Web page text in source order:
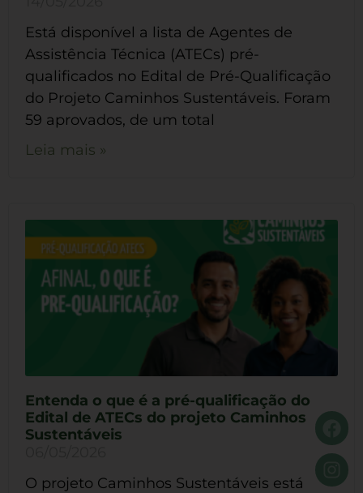
Está disponível a lista de Agentes de
Assistência Técnica (ATECs) pré-
qualificados no Edital de Pré-Qualificação
do Projeto Caminhos Sustentáveis. Foram
59 aprovados, de um total
Leia mais »
Entenda o que é a pré-qualificação do
Edital de ATECs do projeto Caminhos
Sustentáveis
O projeto Caminhos Sustentáveis está